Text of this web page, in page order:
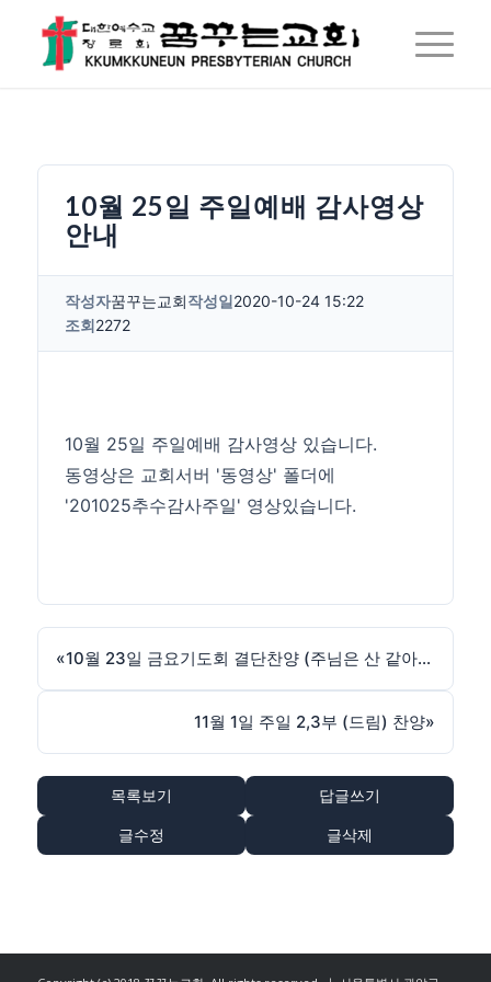
10월 25일 주일예배 감사영상
안내
작성자꿈꾸는교회작성일2020-10-24 15:22
조회2272
10월 25일 주일예배 감사영상 있습니다.
동영상은 교회서버 '동영상' 폴더에
'201025추수감사주일' 영상있습니다.
« 10월 23일 금요기도회 결단찬양 (주님은 산 같아서) 입니다.
11월 1일 주일 2,3부 (드림) 찬양»
목록보기 답글쓰기
글수정 글삭제